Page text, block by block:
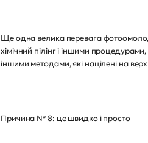
Ще одна велика перевага
хімічний пілінг і іншими
іншими методами, які націлені на
Причина № 8: це швидко і просто